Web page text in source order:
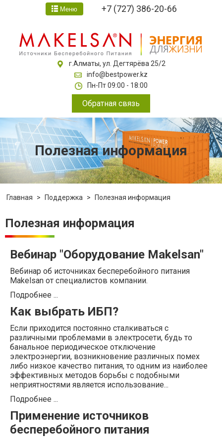
Меню +7 (727) 386-20-66
г.Алматы, ул. Дегтярёва 25/2
info@bestpower.kz
Пн-Пт 09:00 - 18:00
Обратная связь
Полезная информация
Главная > Поддержка > Полезная информация
Полезная информация
Вебинар "Оборудование Makelsan"
Вебинар об источниках бесперебойного питания
Makelsan от специалистов компании.
Подробнее ...
Как выбрать ИБП?
Если приходится постоянно сталкиваться с
различными проблемами в электросети, будь то
банальное периодическое отключение
электроэнергии, возникновение различных помех
либо низкое качество питания, то одним из наиболее
эффективных методов борьбы с подобными
неприятностями является использование...
Подробнее ...
Применение источников
бесперебойного питания